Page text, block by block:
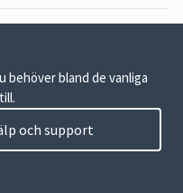
bland de vanliga
och support